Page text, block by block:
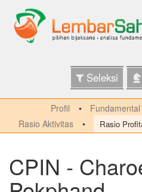
Seleksi
Profil Fundamental
Rasio Aktivitas
Rasio
CPIN -